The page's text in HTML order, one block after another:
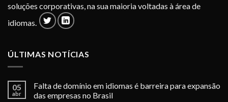
soluções corporativas, na sua maioria voltadas à área de
idiomas.
ÚLTIMAS NOTÍCIAS
05
abr
Falta de domínio em idiomas é barreira para expansão
das empresas no Brasil